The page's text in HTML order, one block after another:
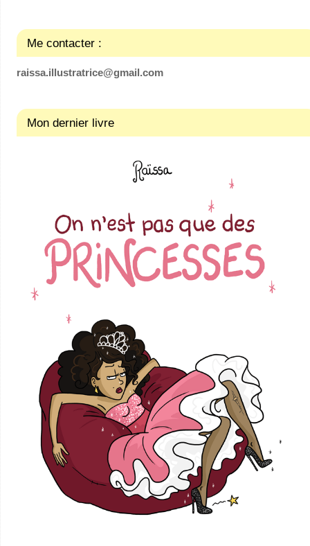
Me contacter :
raissa.illustratrice@gmail.com
Mon dernier livre